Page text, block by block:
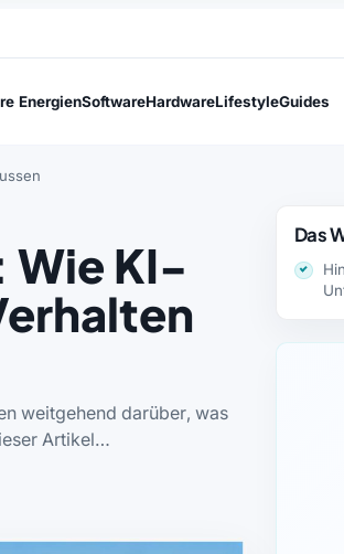
EnergienSoftwareHardwareLifestyleGuides
Wie KI-
weitgehend darüber, was
Artikel…
Das